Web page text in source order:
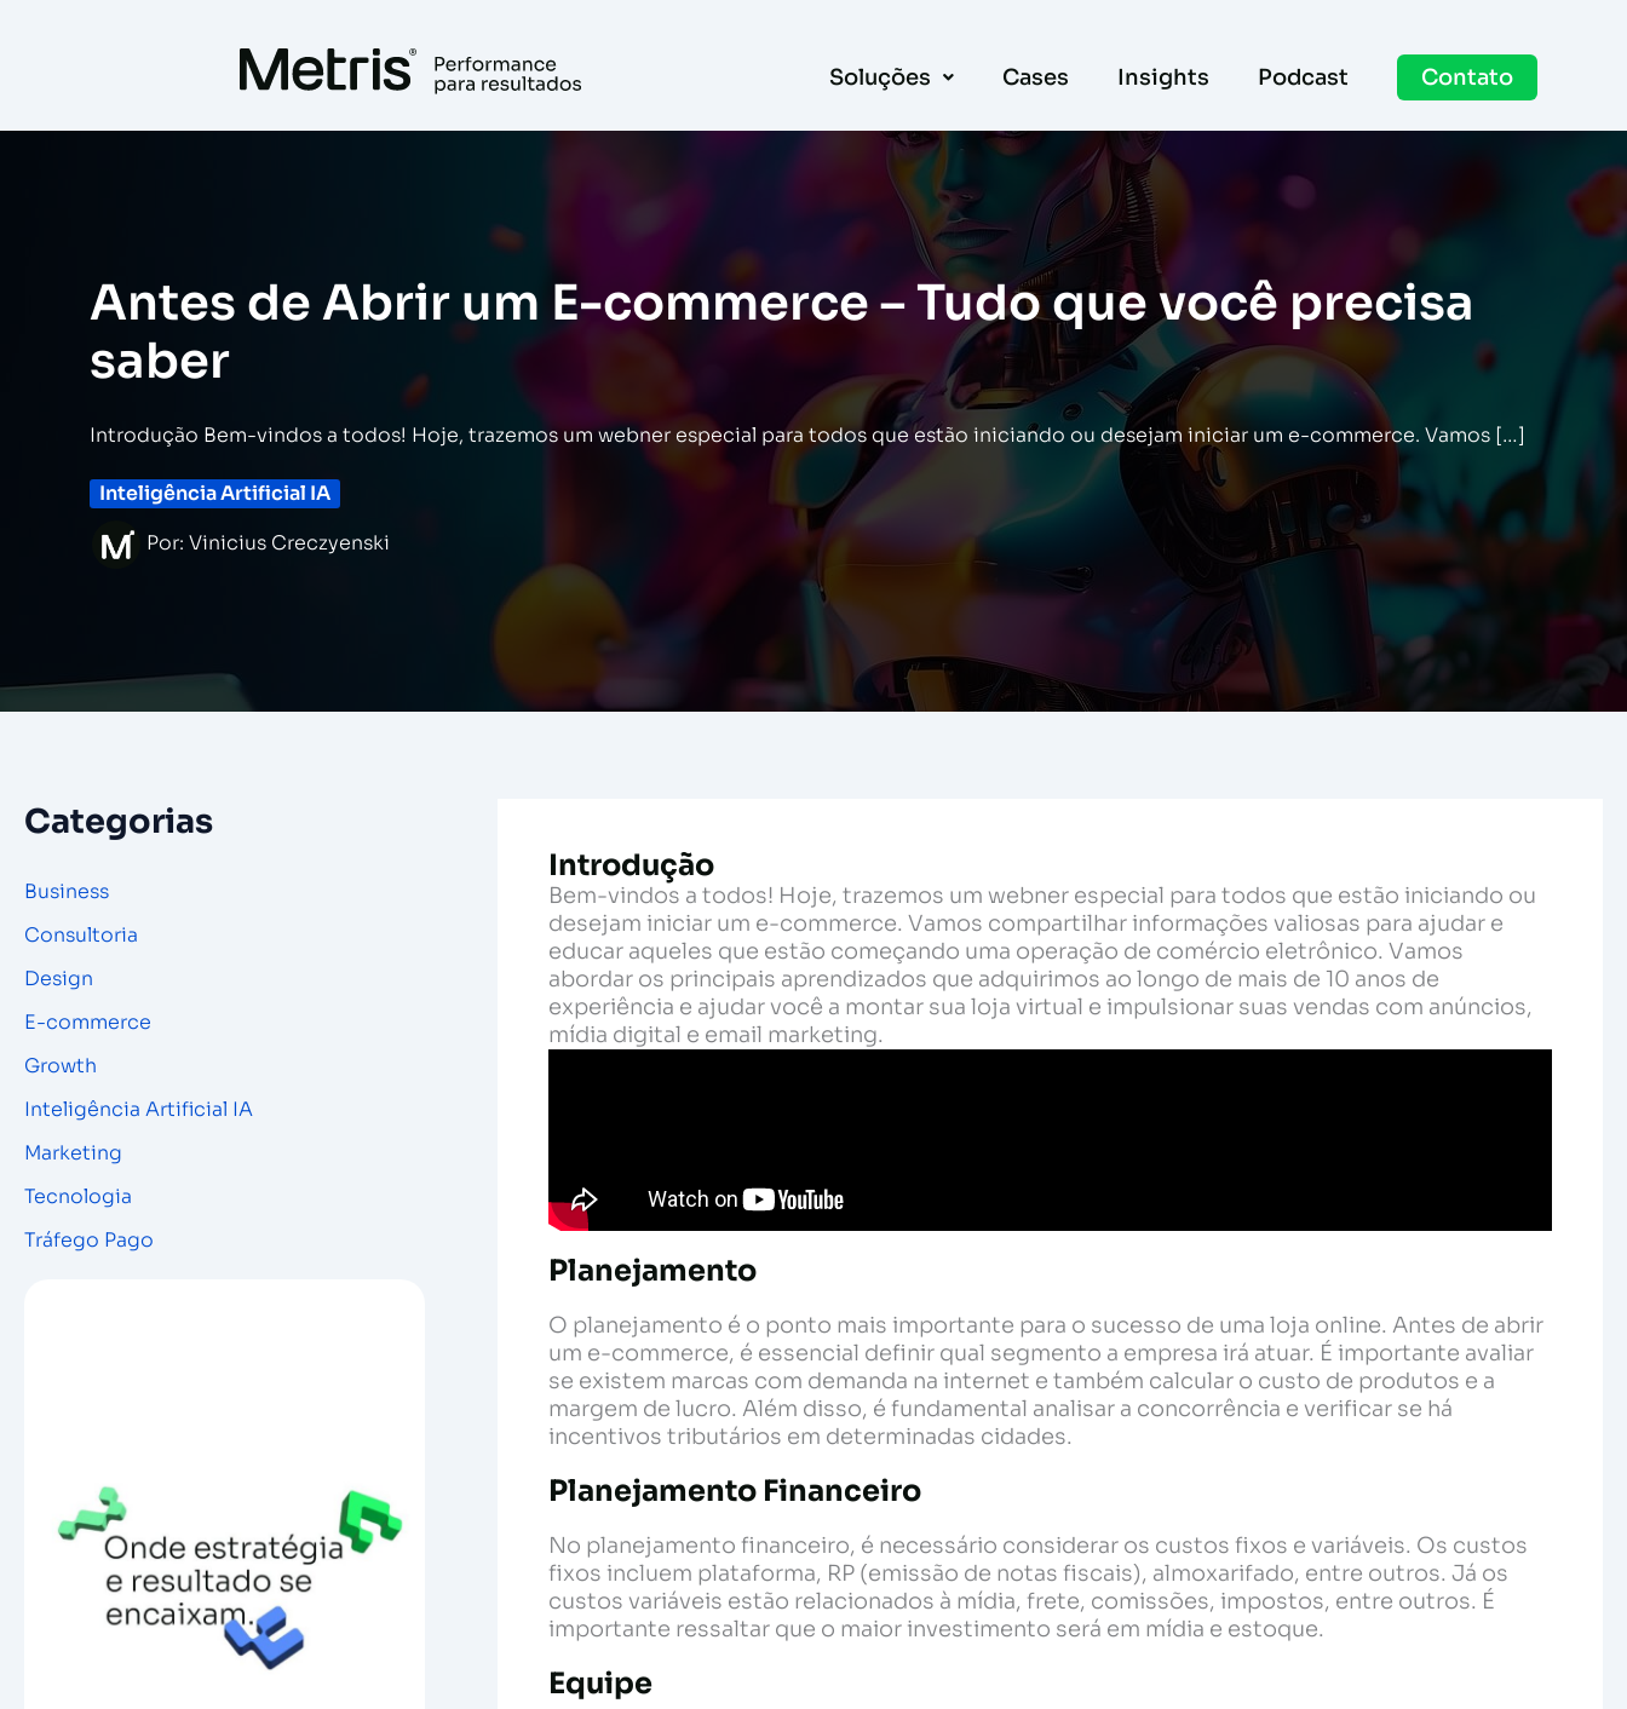
Soluções Cases Insights Podcast Contato
Antes de Abrir um E-commerce – Tudo que você precisa
saber
Introdução Bem-vindos a todos! Hoje, trazemos um webner especial para todos que estão iniciando ou desejam iniciar um e-commerce. Vamos […]
Inteligência Artificial IA
Por: Vinicius Creczyenski
Categorias
Business
Consultoria
Design
E-commerce
Growth
Inteligência Artificial IA
Marketing
Tecnologia
Tráfego Pago
Introdução
Bem-vindos a todos! Hoje, trazemos um webner especial para todos que estão iniciando ou
desejam iniciar um e-commerce. Vamos compartilhar informações valiosas para ajudar e
educar aqueles que estão começando uma operação de comércio eletrônico. Vamos
abordar os principais aprendizados que adquirimos ao longo de mais de 10 anos de
experiência e ajudar você a montar sua loja virtual e impulsionar suas vendas com anúncios,
mídia digital e email marketing.
Planejamento
O planejamento é o ponto mais importante para o sucesso de uma loja online. Antes de abrir
um e-commerce, é essencial definir qual segmento a empresa irá atuar. É importante avaliar
se existem marcas com demanda na internet e também calcular o custo de produtos e a
margem de lucro. Além disso, é fundamental analisar a concorrência e verificar se há
incentivos tributários em determinadas cidades.
Planejamento Financeiro
No planejamento financeiro, é necessário considerar os custos fixos e variáveis. Os custos
fixos incluem plataforma, RP (emissão de notas fiscais), almoxarifado, entre outros. Já os
custos variáveis estão relacionados à mídia, frete, comissões, impostos, entre outros. É
importante ressaltar que o maior investimento será em mídia e estoque.
Equipe